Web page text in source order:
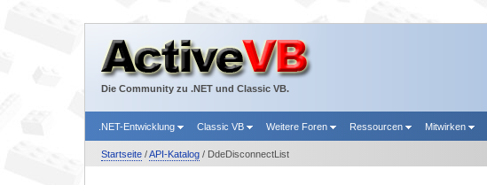
Die Community zu .NET und Classic VB.
.NET-Entwicklung Classic VB Weitere Foren Ressourcen Mitwirken
Startseite/API-Katalog/ DdeDisconnectList